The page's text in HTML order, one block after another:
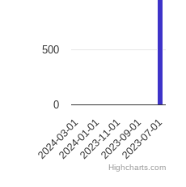
2024-03-01
2024-01-012023-11-012023-09-01
2023-07-01
0
500
Highcharts.com